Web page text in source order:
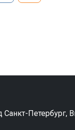
Санкт-Петербург,